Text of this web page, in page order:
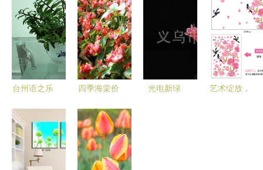
入永恒生机
的生活美学
品热销货
源，花卉经
济绽放新机
遇
护全指南
品质的绿色
印记
台州语之乐
花卉与蔬菜
种子种苗精
选指南
四季海棠价
应全解析
从市场行情
到苗木选购
光电新绿
艺术绽放，